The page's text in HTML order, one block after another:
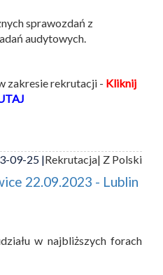
sprawozdań z
audytowych.
zakresie rekrutacji - Kliknij
09-25 |Rekrutacja| Z Polski
22.09.2023 - Lublin
w najbliższych forach